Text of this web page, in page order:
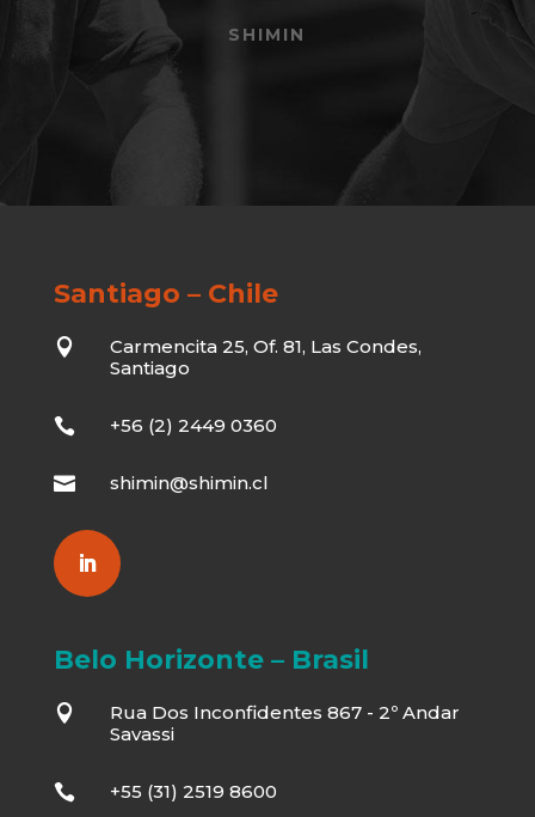
SHIMIN
Santiago – Chile

Carmencita 25, Of. 81, Las Condes,
Santiago
 +56 (2) 2449 0360
 shimin@shimin.cl
Belo Horizonte – Brasil

Rua Dos Inconfidentes 867 - 2º Andar
Savassi
 +55 (31) 2519 8600